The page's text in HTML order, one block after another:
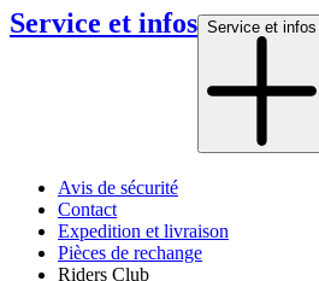
Service et infos Service et infos
Avis de sécurité
Contact
Expedition et livraison
Pièces de rechange
Riders Club